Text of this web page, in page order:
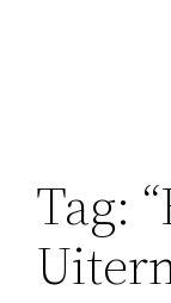
Tag: